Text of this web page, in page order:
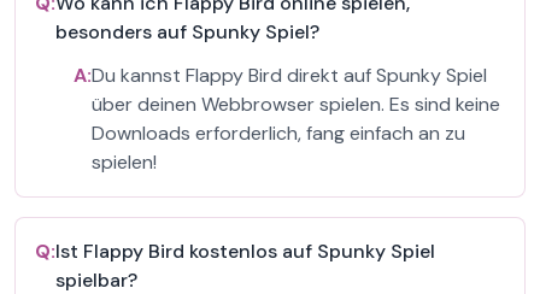
besonders auf Spunky Spiel?
A:Du kannst Flappy Bird direkt auf Spunky Spiel
über deinen Webbrowser spielen. Es sind keine
Downloads erforderlich, fang einfach an zu
spielen!
Q:Ist Flappy Bird kostenlos auf Spunky Spiel
spielbar?